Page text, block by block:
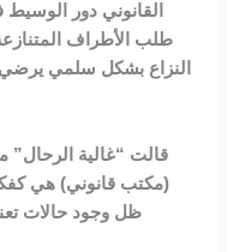
القانوني دور
طلب الأطراف
النزاع بشكل سلمي يرضي
قالت “غالية
ظل وجود حالات